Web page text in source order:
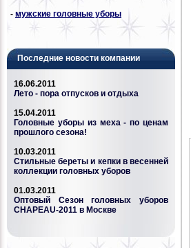
- мужские головные уборы
Последние новости компании
16.06.2011
Лето - пора отпусков и отдыха
15.04.2011
Головные уборы из меха - по ценам
прошлого сезона!
10.03.2011
Стильные береты и кепки в весенней
коллекции головных уборов
01.03.2011
Оптовый Сезон головных уборов
CHAPEAU-2011 в Москве